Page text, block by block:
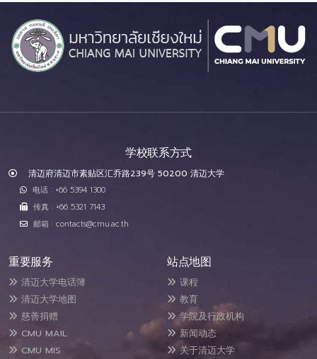
学校联系方式
清迈府清迈市素贴区汇乔路239号 50200 清迈大学
电话 : +66 5394 1300
传真 : +66 5321 7143
邮箱 : contacts@cmu.ac.th
重要服务
清迈大学电话簿
清迈大学地图
慈善捐赠
CMU MAIL
CMU MIS
站点地图
课程
教育
学院及行政机构
新闻动态
关于清迈大学